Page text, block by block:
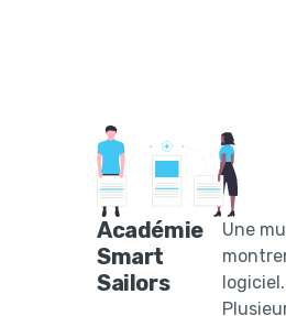
Académie
Smart
Sailors
Une
logiciel.